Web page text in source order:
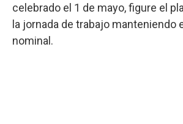
celebrado el 1 de mayo, figure el
la jornada de trabajo manteniendo
nominal.